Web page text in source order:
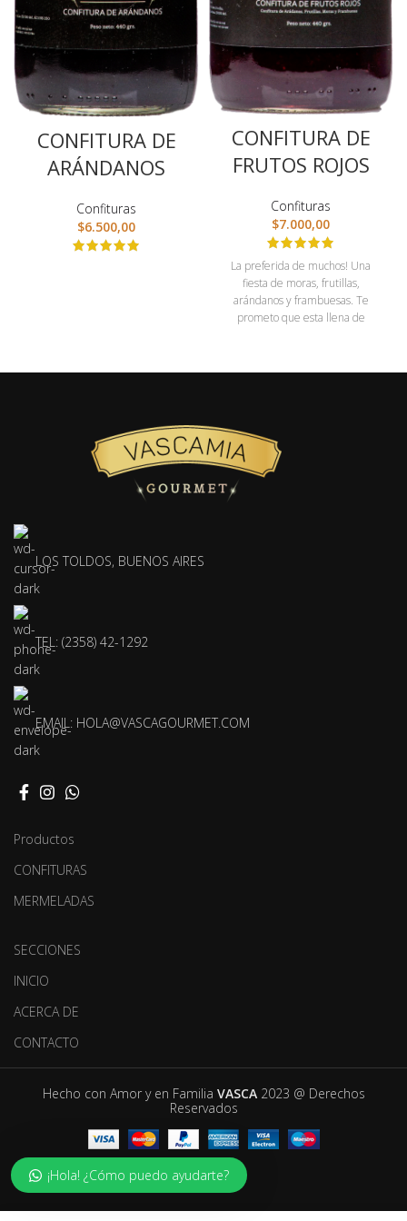
CONFITURA DE
ARÁNDANOS
Confituras
$6.500,00
CONFITURA DE
FRUTOS ROJOS
Confituras
$7.000,00
La preferida de muchos! Una
fiesta de moras, frutillas,
arándanos y frambuesas. Te
prometo que esta llena de
yogures, preparar postres,
LOS TOLDOS, BUENOS AIRES
TEL: (2358) 42-1292
EMAIL: HOLA@VASCAGOURMET.COM
Productos
CONFITURAS
MERMELADAS
SECCIONES
INICIO
ACERCA DE
CONTACTO
Hecho con Amor y en Familia VASCA2023 @ Derechos
Reservados
¡Hola! ¿Cómo puedo ayudarte?